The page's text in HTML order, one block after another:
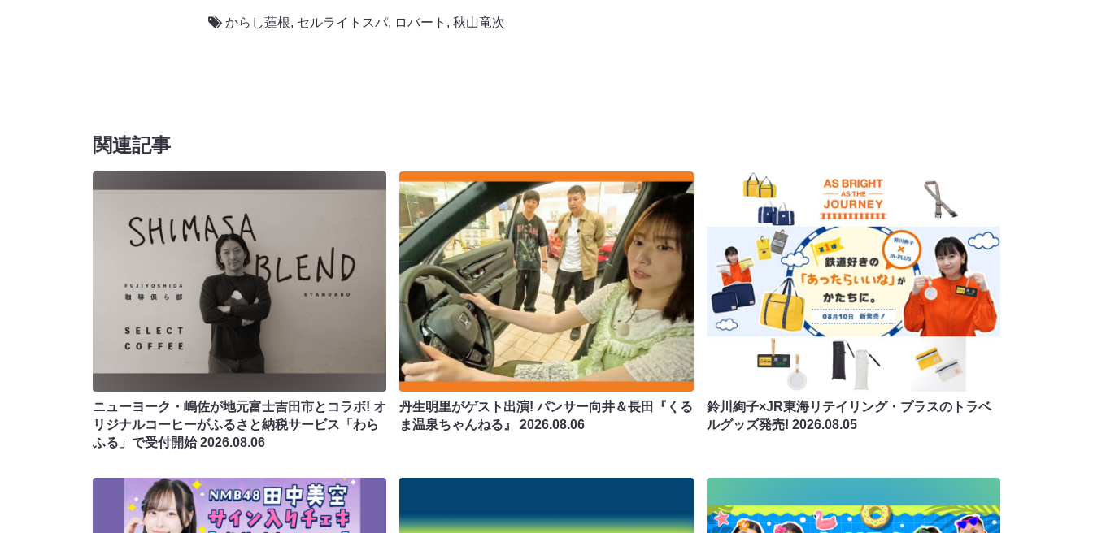
からし蓮根, セルライトスパ, ロバート , 秋山竜次
関連記事
ニューヨーク・嶋佐が地元富士吉田市とコラボ! オ
リジナルコーヒーがふるさと納税サービス「わら
ふる」で受付開始2026.08.06
丹生明里がゲスト出演! パンサー向井＆長田『くる
ま温泉ちゃんねる』2026.08.06
鈴川絢子×JR東海リテイリング・プラスのトラベ
ルグッズ発売! 2026.08.05